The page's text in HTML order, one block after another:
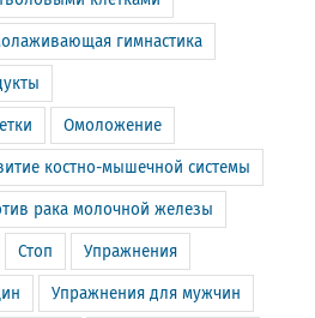
гимнастика
Омоложение
костно-мышечной системы
рака молочной железы
Стоп Упражнения
Упражнения для мужчин